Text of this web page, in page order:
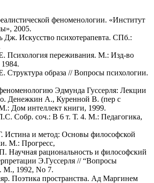
феноменологии. «Институт
2005.
Дж. Искусство психотерапевта. СПб.:
Психология переживания. М.: Изд-во
Структура образа // Вопросы психологии.
Эдмунда Гуссерля: Лекции
Денежкин А., Куренной В. (пер с
Дом интеллект книги, 1999.
Собр. соч.: В 6 т. Т. 4. М.: Педагогика,
Истина и метод: Основы философской
М.: Прогресс,
Научная рациональность и философский
Э.Гуссерля // “Вопросы
М., 1992, No 7.
Поэтика пространства. Ад Маргинем